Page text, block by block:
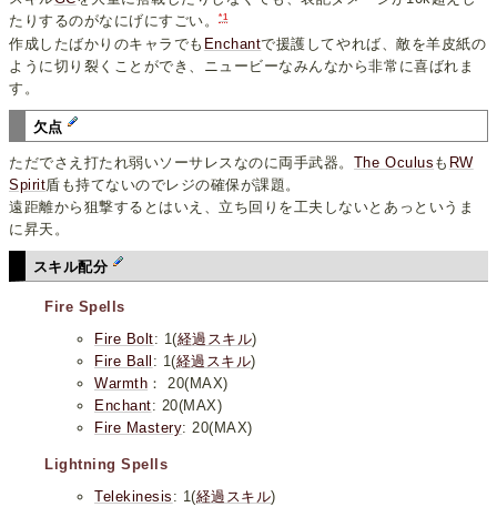
たりするのがなにげにすごい。*1
作成したばかりのキャラでも Enchantで援護してやれば、敵を羊皮紙の
ように切り裂くことができ、ニュービーなみんなから非常に喜ばれま
す。
欠点
ただでさえ打たれ弱いソーサレスなのに両手武器。 The Oculus も RW
Spirit盾も持てないのでレジの確保が課題。
遠距離から狙撃するとはいえ、立ち回りを工夫しないとあっというま
に昇天。
スキル配分
Fire Spells
Fire Bolt: 1(経過スキル)
Fire Ball : 1(経過スキル)
Warmth ： 20(MAX)
Enchant: 20(MAX)
Fire Mastery: 20(MAX)
Lightning Spells
Telekinesis : 1(経過スキル)